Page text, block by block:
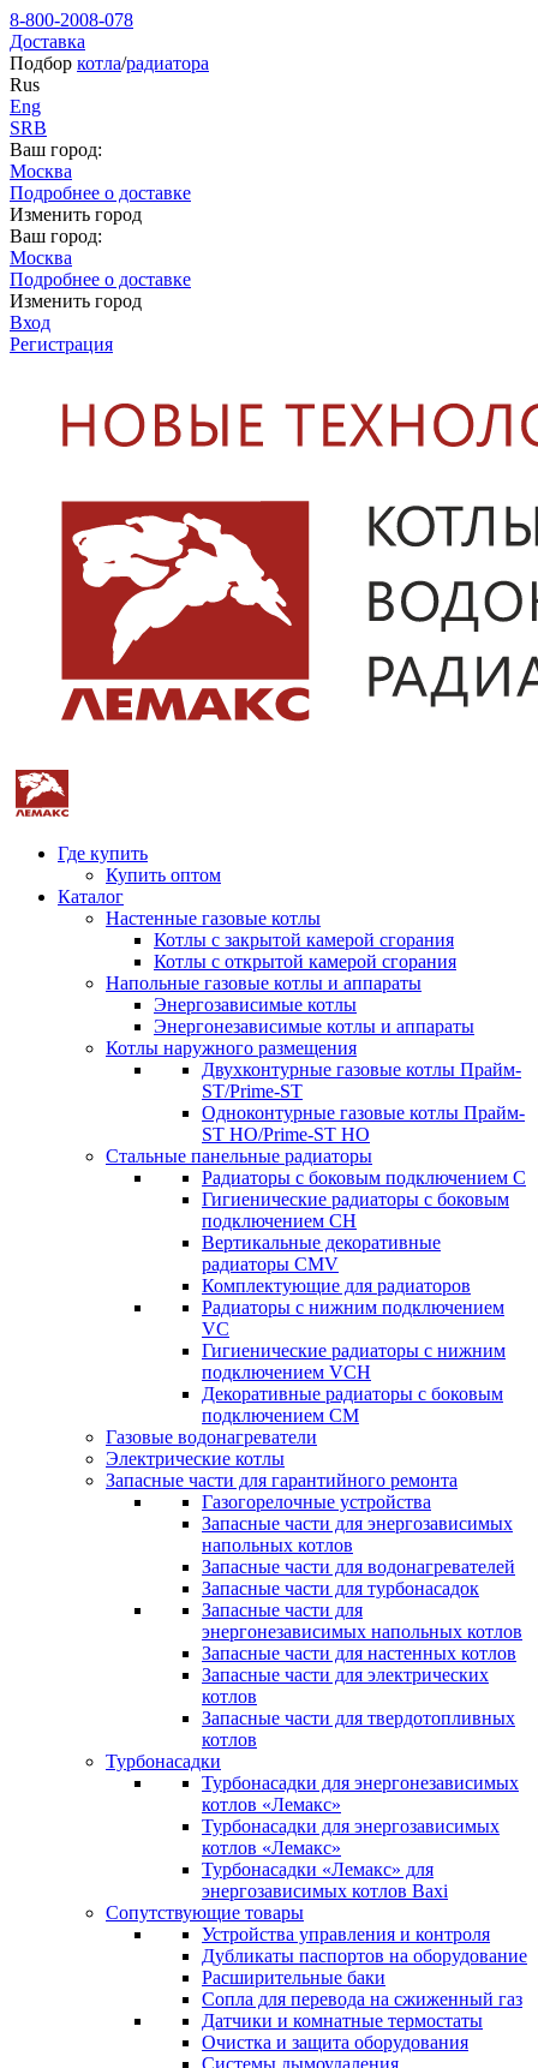
8-800-2008-078
Доставка
Подбор котла/радиатора
Rus
Eng
SRB
Ваш город:
Москва
Подробнее о доставке
Изменить город
Ваш город:
Москва
Подробнее о доставке
Изменить город
Вход
Регистрация
Где купить
Купить оптом
Каталог
Настенные газовые котлы
Котлы с закрытой камерой сгорания
Котлы с открытой камерой сгорания
Напольные газовые котлы и аппараты
Энергозависимые котлы
Энергонезависимые котлы и аппараты
Котлы наружного размещения
Двухконтурные газовые котлы Прайм-
ST/Prime-ST
Одноконтурные газовые котлы Прайм-
ST HO/Prime-ST HO
Стальные панельные радиаторы
Радиаторы c боковым подключением C
Гигиенические радиаторы c боковым
подключением CH
Вертикальные декоративные
радиаторы CMV
Комплектующие для радиаторов
Радиаторы c нижним подключением
VC
Гигиенические радиаторы c нижним
подключением VCH
Декоративные радиаторы с боковым
подключением CM
Газовые водонагреватели
Электрические котлы
Запасные части для гарантийного ремонта
Газогорелочные устройства
Запасные части для энергозависимых
напольных котлов
Запасные части для водонагревателей
Запасные части для турбонасадок
Запасные части для
энергонезависимых напольных котлов
Запасные части для настенных котлов
Запасные части для электрических
котлов
Запасные части для твердотопливных
котлов
Турбонасадки
Турбонасадки для энергонезависимых
котлов «Лемакс»
Турбонасадки для энергозависимых
котлов «Лемакс»
Турбонасадки «Лемакс» для
энергозависимых котлов Baxi
Сопутствующие товары
Устройства управления и контроля
Дубликаты паспортов на оборудование
Расширительные баки
Сопла для перевода на сжиженный газ
Датчики и комнатные термостаты
Очистка и защита оборудования